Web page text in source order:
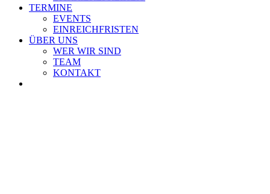
TERMINE
EVENTS
EINREICHFRISTEN
ÜBER UNS
WER WIR SIND
TEAM
KONTAKT